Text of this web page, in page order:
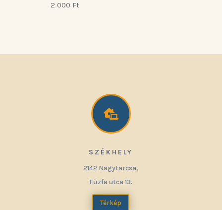
2 000 Ft

SZÉKHELY
2142 Nagytarcsa,
Fűzfa utca 13.
Térkép